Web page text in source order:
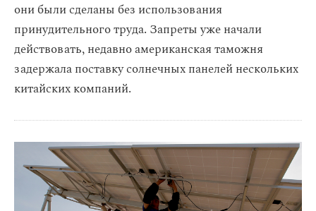
они были сделаны без использования
принудительного труда. Запреты уже начали
действовать, недавно американская таможня
задержала поставку солнечных панелей нескольких
китайских компаний.